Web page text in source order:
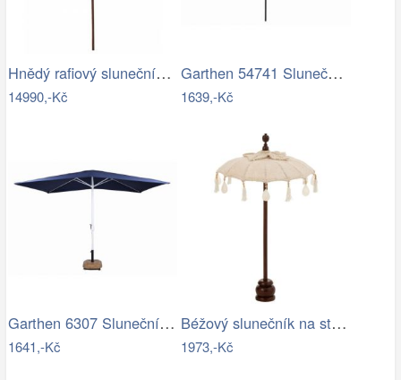
Hnědý rafiový slunečník s třásněmi…
14990,-Kč
Garthen 54741 Slunečník ø 290 cm -…
1639,-Kč
Garthen 6307 Slunečník obdélníkový 2x3…
1641,-Kč
Béžový slunečník na stůl s třásněmi a…
1973,-Kč